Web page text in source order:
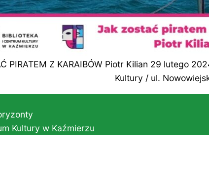
PIRATEM Z KARAIBÓW Piotr Kilian 29 lutego
Kultury / ul.
Kultury w Kaźmierzu